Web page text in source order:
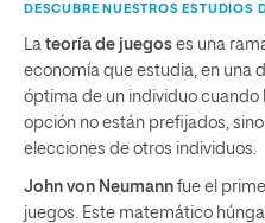
DESCUBRE NUESTROS ESTUDIOS
La teoría de juegos es una
economía que estudia, en una
óptima de un individuo
opción no están prefijados,
elecciones de otros individuos.
John von Neumann fue el
juegos. Este matemático